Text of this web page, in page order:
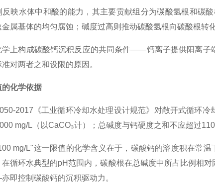
反映水体中和酸的能力，其主要贡献组分为碳酸氢根和碳
金属基体的均匀腐蚀；碱度过高则推动碳酸氢根向碳酸根转
学上构成碳酸钙沉积反应的共同条件——钙离子提供阳离子
对两者之和设限的原因。
化学依据
2017《工业循环冷却水处理设计规范》对敞开式循环
mg/L（以CaCO₃计）；总碱度与钙硬度之和不应超过
mg/L"这一限值的化学含义在于，碳酸钙的溶度积在常
在循环水典型的pH范围内，碳酸根在总碱度中所占比例相
即控制碳酸钙的沉积驱动力。